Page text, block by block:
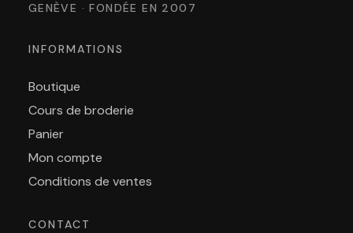
GENÈVE · FONDÉE EN 2007
INFORMATIONS
Boutique
Cours de broderie
Panier
Mon compte
Conditions de ventes
CONTACT